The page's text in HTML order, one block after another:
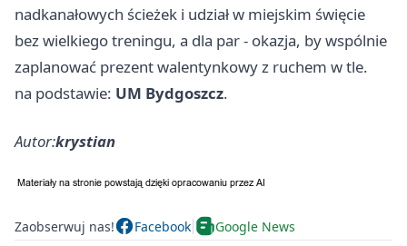
nadkanałowych ścieżek i udział w miejskim święcie
bez wielkiego treningu, a dla par - okazja, by wspólnie
zaplanować prezent walentynkowy z ruchem w tle.
na podstawie: UM Bydgoszcz.
Autor:krystian
Zaobserwuj nas! Facebook Google News